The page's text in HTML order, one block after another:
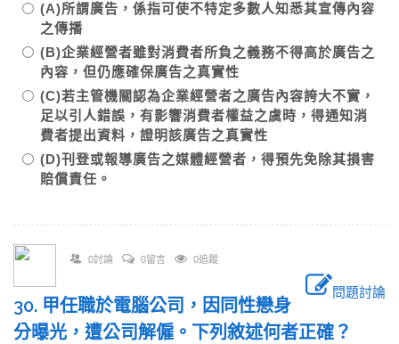
(A)所謂廣告，係指可使不特定多數人知悉其宣傳內容
之傳播
(B)企業經營者雖對消費者所負之義務不得高於廣告之
內容，但仍應確保廣告之真實性
(C)若主管機關認為企業經營者之廣告內容誇大不實，
足以引人錯誤，有影響消費者權益之虞時，得通知消
費者提出資料，證明該廣告之真實性
(D)刊登或報導廣告之媒體經營者，得預先免除其損害
賠償責任。
0討論 0留言 0追蹤
問題討論
30. 甲任職於電腦公司，因同性戀身
分曝光，遭公司解僱。下列敘述何者正確？